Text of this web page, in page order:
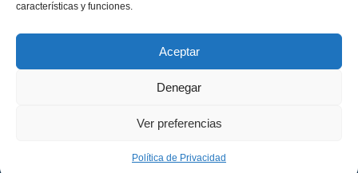
características y funciones.
Aceptar
Denegar
Ver preferencias
Política de Privacidad
Política de Privacidad
Términos y Condiciones
He leído y acepto la
Solicite un presupuesto
Solicite un presupuesto